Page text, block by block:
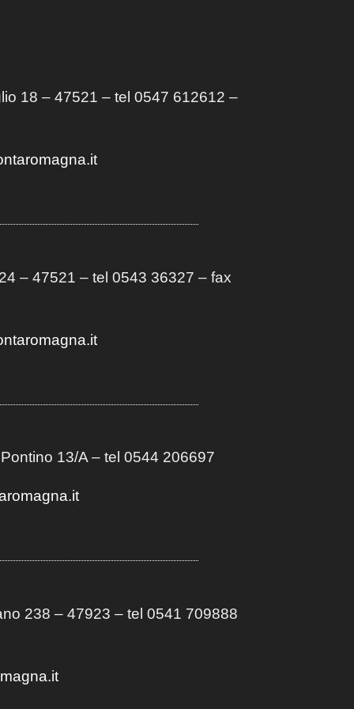
18 – 47521 – tel 0547 612612 –
– 47521 – tel 0543 36327 – fax
13/A– tel 0544 206697
238 – 47923 – tel 0541 709888